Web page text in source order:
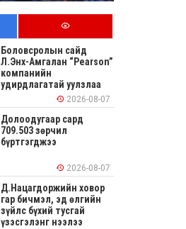
Боловсролын сайд
Л.Энх-Амгалан “Pearson”
компанийн
удирдлагатай уулзлаа
2026-08-07
Долоодугаар сард
709.503 зөрчил
бүртгэгджээ
2026-08-07
Д.Нацагдоржийн ховор
гар бичмэл, эд өлгийн
зүйлс бүхий тусгай
үзэсгэлэнг нээлээ